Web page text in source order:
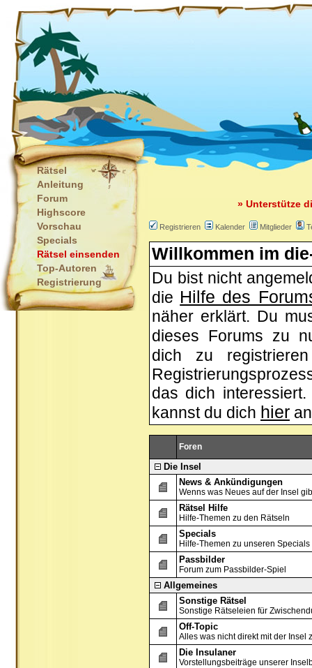
Rätsel
Anleitung
Forum
Highscore
Vorschau
Specials
Rätsel einsenden
Top-Autoren
Registrierung
» Unterstütze
Registrieren Kalender Mitglieder
Willkommen im
Du bist nicht
die Hilfe des
näher erklärt. Du
dieses Forums zu
dich zu
das dich
kannst du dich hier
Foren
Die Insel
News & Ankündigungen
Wenns was Neues auf der Insel
Rätsel Hilfe
Hilfe-Themen zu den Rätseln
Specials
Hilfe-Themen zu unseren Specials
Passbilder
Forum zum Passbilder-Spiel
Allgemeines
Sonstige Rätsel
Sonstige Rätseleien für
Off-Topic
Alles was nicht direkt mit der Insel
Die Insulaner
Vorstellungsbeiträge unserer